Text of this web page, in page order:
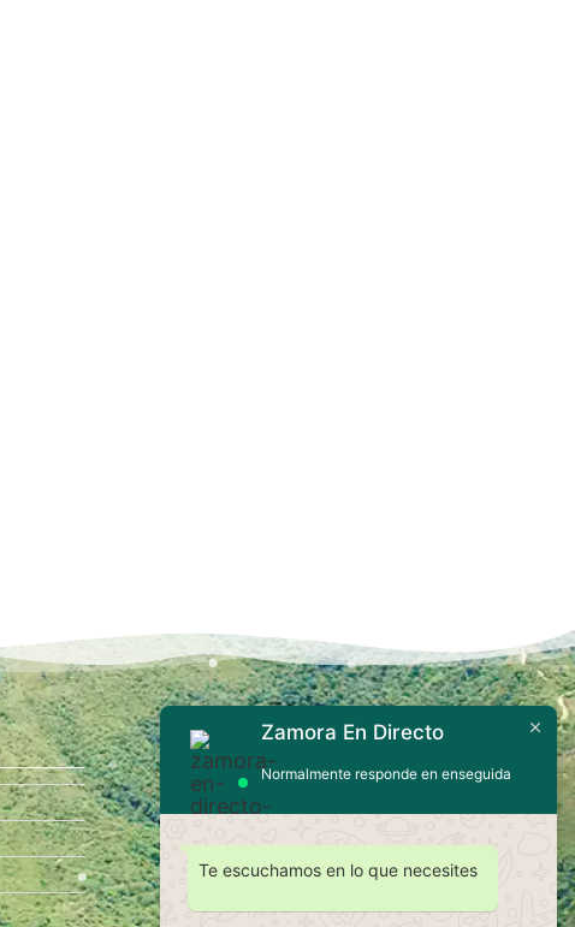
Contáctanos
Zamora En Directo
Normalmente responde en enseguida
Te escuchamos en lo que necesites